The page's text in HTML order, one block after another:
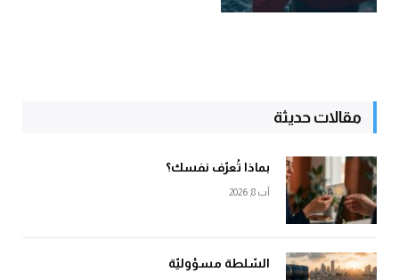
مقالات حديثة
بماذا تُعرّف نفسك؟
آب 8, 2026
السّلطة مسؤوليّة